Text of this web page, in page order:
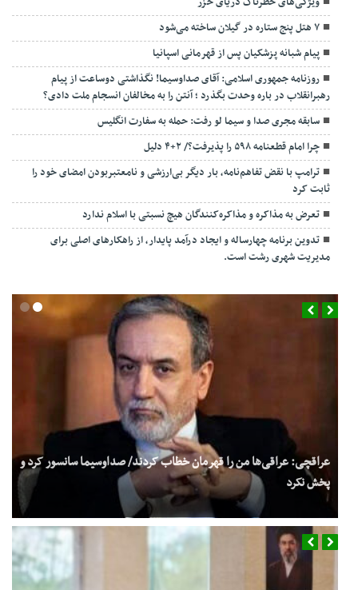
۷ هتل پنج ستاره در گیلان ساخته می‌شود
پیام شبانه پزشکیان پس از قهرمانی اسپانیا
روزنامه جمهوری اسلامی: آقای صداوسیما! نگذاشتی دوساعت از پیام
رهبرانقلاب در باره وحدت بگذرد ؛ آنتن را به مخالفان انسجام ملت دادی؟
سابقه مجری صدا و سیما لو رفت: حمله به سفارت انگلیس
چرا امام قطعنامه ۵۹۸ را پذیرفت؟/ ۲+۴ دلیل
ترامپ با نقض تفاهم‌نامه، بار دیگر بی‌ارزشی و نامعتبربودن امضای خود را
ثابت کرد
تعرض به مذاکره و مذاکره‌کنندگان هیچ نسبتی با اسلام ندارد
تدوین برنامه چهارساله و ایجاد درآمد پایدار، از راهکارهای اصلی برای
مدیریت شهری رشت است.
عراقچی: عراقی‌ها من را قهرمان خطاب کردند/ صداوسیما سانسور کرد و
پخش نکرد